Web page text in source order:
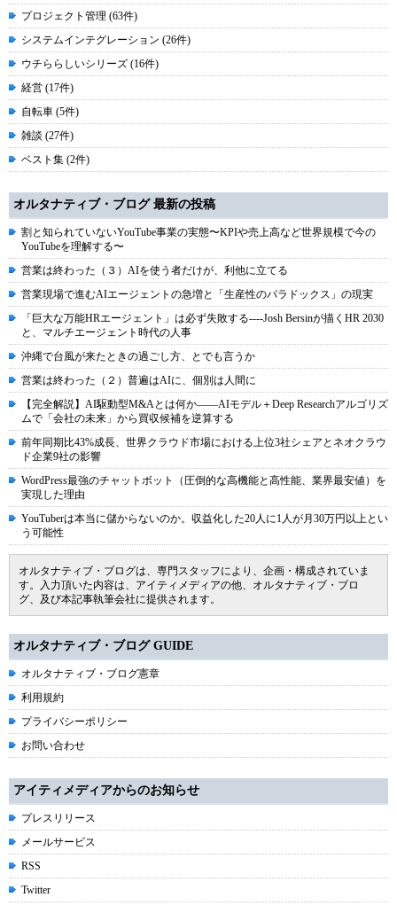
プロジェクト管理 (63件)
システムインテグレーション (26件)
ウチららしいシリーズ (16件)
経営 (17件)
自転車 (5件)
雑談 (27件)
ベスト集 (2件)
オルタナティブ・ブログ 最新の投稿
割と知られていないYouTube事業の実態〜KPIや売上高など世界規模で今の
YouTubeを理解する〜
営業は終わった（３）AIを使う者だけが、利他に立てる
営業現場で進むAIエージェントの急増と「生産性のパラドックス」の現実
「巨大な万能HRエージェント」は必ず失敗する----Josh Bersinが描くHR 2030
と、マルチエージェント時代の人事
沖縄で台風が来たときの過ごし方、とでも言うか
営業は終わった（２）普遍はAIに、個別は人間に
【完全解説】AI駆動型M&Aとは何か――AIモデル＋Deep Researchアルゴリズ
ムで「会社の未来」から買収候補を逆算する
前年同期比43%成長、世界クラウド市場における上位3社シェアとネオクラウ
ド企業9社の影響
WordPress最強のチャットボット（圧倒的な高機能と高性能、業界最安値）を
実現した理由
YouTuberは本当に儲からないのか。収益化した20人に1人が月30万円以上とい
う可能性
オルタナティブ・ブログは、専門スタッフにより、企画・構成されていま
す。入力頂いた内容は、アイティメディアの他、オルタナティブ・ブロ
グ、及び本記事執筆会社に提供されます。
オルタナティブ・ブログ GUIDE
オルタナティブ・ブログ憲章
利用規約
プライバシーポリシー
お問い合わせ
アイティメディアからのお知らせ
プレスリリース
メールサービス
RSS
Twitter